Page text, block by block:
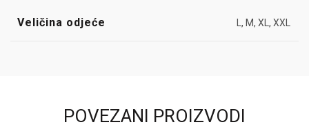
Veličina odjeće L, M, XL, XXL
POVEZANI PROIZVODI